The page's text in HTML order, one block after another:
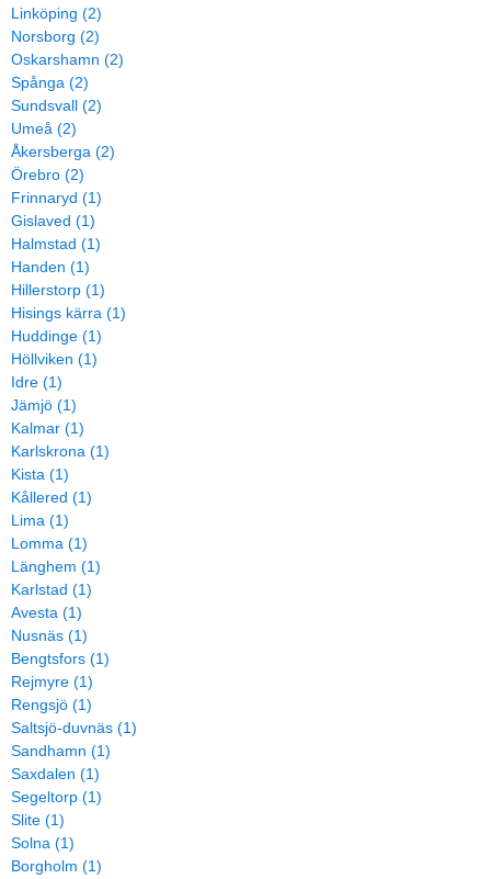
Linköping (2)
Norsborg (2)
Oskarshamn (2)
Spånga (2)
Sundsvall (2)
Umeå (2)
Åkersberga (2)
Örebro (2)
Frinnaryd (1)
Gislaved (1)
Halmstad (1)
Handen (1)
Hillerstorp (1)
Hisings kärra (1)
Huddinge (1)
Höllviken (1)
Idre (1)
Jämjö (1)
Kalmar (1)
Karlskrona (1)
Kista (1)
Kållered (1)
Lima (1)
Lomma (1)
Länghem (1)
Karlstad (1)
Avesta (1)
Nusnäs (1)
Bengtsfors (1)
Rejmyre (1)
Rengsjö (1)
Saltsjö-duvnäs (1)
Sandhamn (1)
Saxdalen (1)
Segeltorp (1)
Slite (1)
Solna (1)
Borgholm (1)